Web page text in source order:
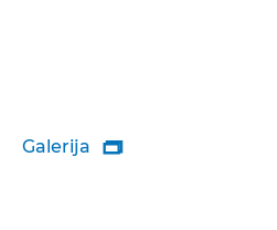
Galerija 